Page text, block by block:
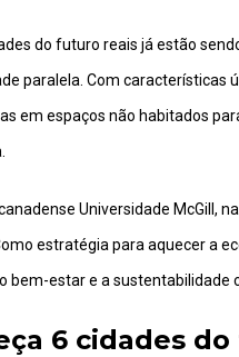
do futuro reais já estão
paralela. Com características
em espaços não habitados
Universidade McGill,
estratégia para aquecer a
bem-estar e a sustentabilidade
6 cidades